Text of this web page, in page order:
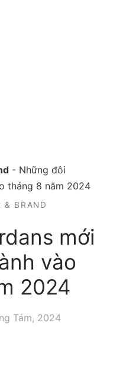
- Những đôi
tháng 8 năm 2024
& BRAND
mới
vào
2024
Tám, 2024